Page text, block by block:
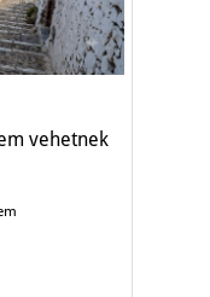
vehetnek